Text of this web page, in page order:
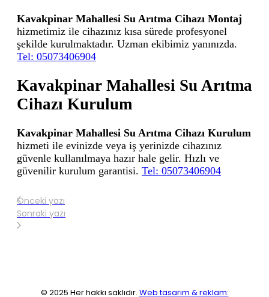
Kavakpinar Mahallesi Su Arıtma Cihazı Montaj
hizmetimiz ile cihazınız kısa sürede profesyonel
şekilde kurulmaktadır. Uzman ekibimiz yanınızda.
Tel: 05073406904
Kavakpinar Mahallesi Su Arıtma
Cihazı Kurulum
Kavakpinar Mahallesi Su Arıtma Cihazı Kurulum
hizmeti ile evinizde veya iş yerinizde cihazınız
güvenle kullanılmaya hazır hale gelir. Hızlı ve
güvenilir kurulum garantisi. Tel: 05073406904
Önceki yazı
Sonraki yazı
© 2025 Her hakkı saklıdır. Web tasarım & reklam: